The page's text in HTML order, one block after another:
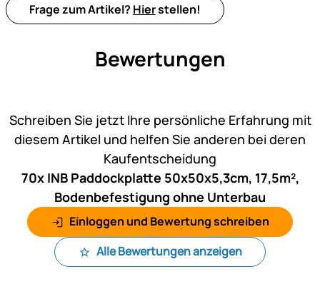
Frage zum Artikel? Hierstellen!
Bewertungen
Schreiben Sie jetzt Ihre persönliche Erfahrung mit
diesem Artikel und helfen Sie anderen bei deren
Kaufentscheidung
70x INB Paddockplatte 50x50x5,3cm, 17,5m²,
Bodenbefestigung ohne Unterbau
Einloggen und Bewertung schreiben
Alle Bewertungen anzeigen